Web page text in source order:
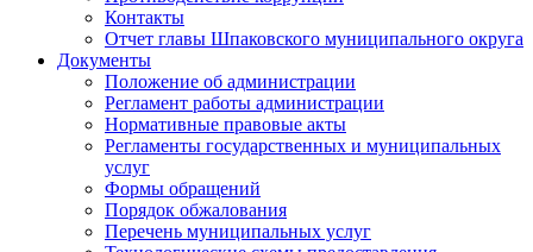
Контакты
Отчет главы Шпаковского муниципального округа
Документы
Положение об администрации
Регламент работы администрации
Нормативные правовые акты
Регламенты государственных и муниципальных
услуг
Формы обращений
Порядок обжалования
Перечень муниципальных услуг